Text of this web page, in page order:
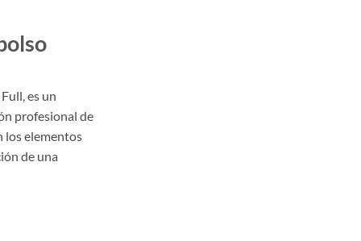
es un
profesional de
los elementos
de una